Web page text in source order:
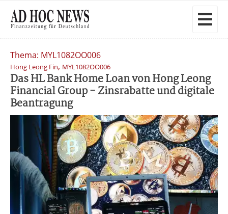
Thema: MYL1082OO006
Hong Leong Fin, MYL1082OO006
Das HL Bank Home Loan von Hong Leong
Financial Group - Zinsrabatte und digitale
Beantragung